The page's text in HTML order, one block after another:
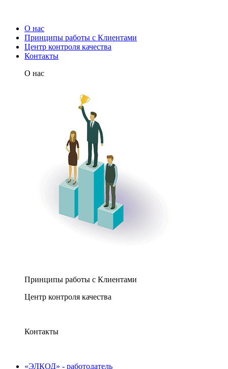
О нас
Принципы работы с Клиентами
Центр контроля качества
Контакты
О нас
Принципы работы с Клиентами
Центр контроля качества
Контакты
«ЭЛКОД» - работодатель